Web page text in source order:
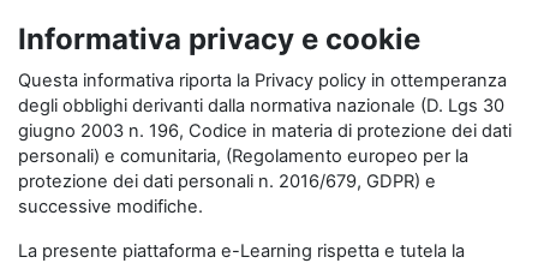
Informativa privacy e cookie
Questa informativa riporta la Privacy policy in ottemperanza
degli obblighi derivanti dalla normativa nazionale (D. Lgs 30
giugno 2003 n. 196, Codice in materia di protezione dei dati
personali) e comunitaria, (Regolamento europeo per la
protezione dei dati personali n. 2016/679, GDPR) e
successive modifiche.
La presente piattaforma e-Learning rispetta e tutela la